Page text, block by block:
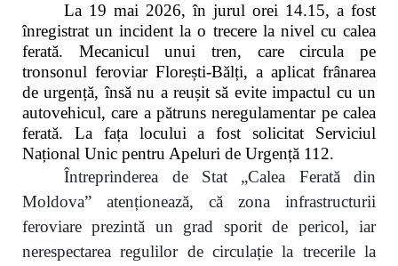
La 19 mai 2026, în jurul orei 14.15, a fost
înregistrat un incident la o trecere la nivel cu calea
ferată. Mecanicul unui tren, care circula pe
tronsonul feroviar Florești-Bălți, a aplicat frânarea
de urgență, însă nu a reușit să evite impactul cu un
autovehicul, care a pătruns neregulamentar pe calea
ferată. La fața locului a fost solicitat Serviciul
Național Unic pentru Apeluri de Urgență 112.
Întreprinderea de Stat „Calea Ferată din
Moldova” atenționează, că zona infrastructurii
feroviare prezintă un grad sporit de pericol, iar
nerespectarea regulilor de circulație la trecerile la